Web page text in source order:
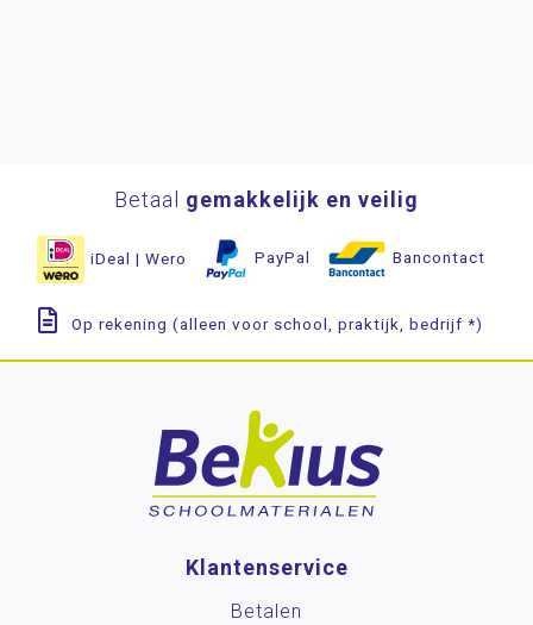
Betaal gemakkelijk en veilig
iDeal | Wero PayPal Bancontact
Op rekening (alleen voor school, praktijk, bedrijf *)
Klantenservice
Betalen